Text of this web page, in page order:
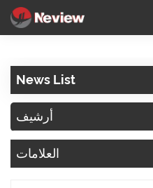
News List
أرشيف
العلامات